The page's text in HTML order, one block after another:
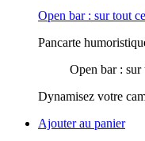
Open bar : sur tout
Pancarte
Open bar : sur
Dynamisez votre
Ajouter au panier